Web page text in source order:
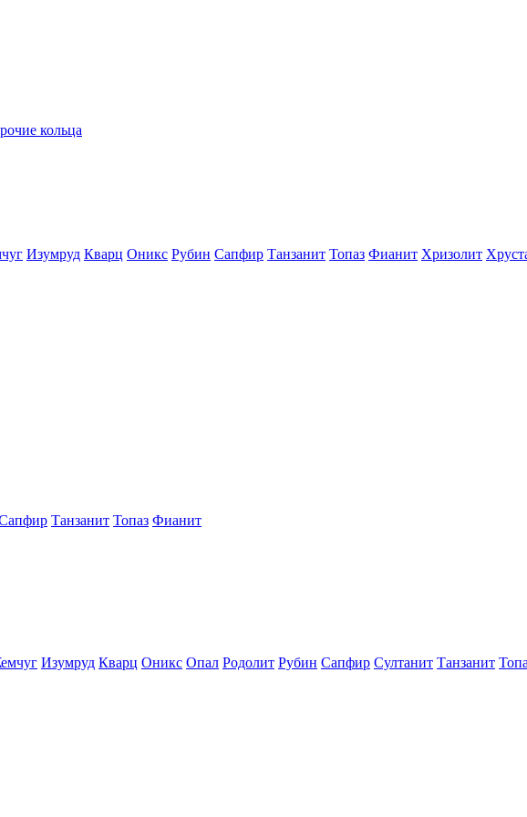
кольца
Изумруд Кварц Оникс Рубин Сапфир Танзанит Топаз Фианит Хризолит
Танзанит Топаз Фианит
Изумруд Кварц Оникс Опал Родолит Рубин Сапфир Султанит Танзанит